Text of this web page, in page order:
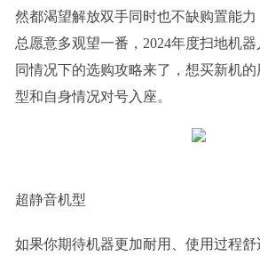
然都渴望解放双手同时也不缺购置能
总愿意多观望一番，2024年度扫地机
同情况下的选购攻略来了，想买新机
型和自身情况对号入座。
超静音机型
如果你期待机器更加耐用、使用过程